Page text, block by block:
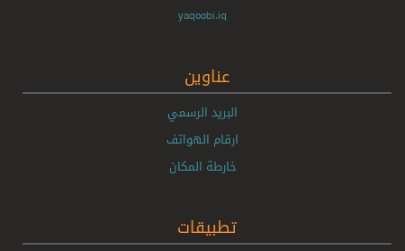
yaqoobi.iq
عناوين
البريد الرسمي
ارقام الهواتف
خارطة المكان
تطبيقات